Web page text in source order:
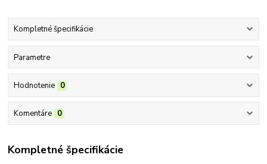
Kompletné špecifikácie
Parametre
Hodnotenie 0
Komentáre 0
Kompletné špecifikácie